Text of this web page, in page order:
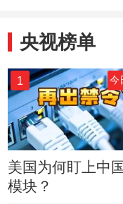
央视榜单
1 今
美国为何盯上中
模块？